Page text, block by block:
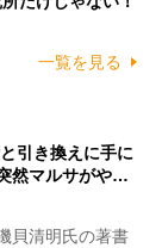
一覧を見る
引き換えに手に
然マルサがや…
貝清明氏の著書